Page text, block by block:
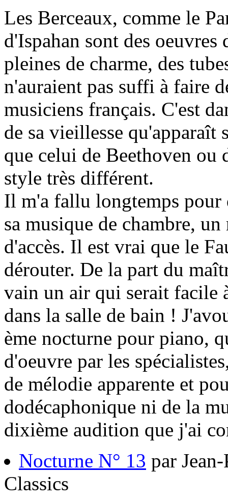
Les Berceaux, comme le
d'Ispahan sont des
pleines de charme, des
n'auraient pas suffi à faire
musiciens français. C'est
de sa vieillesse qu'apparaît
que celui de Beethoven ou
style très différent.
Il m'a fallu longtemps pour
sa musique de chambre,
d'accès. Il est vrai que le
dérouter. De la part du
vain un air qui serait facile
dans la salle de bain !
ème nocturne pour piano,
d'oeuvre par les
de mélodie apparente et
dodécaphonique ni de la
dixième audition que j'ai
Nocturne N° 13 par
Classics